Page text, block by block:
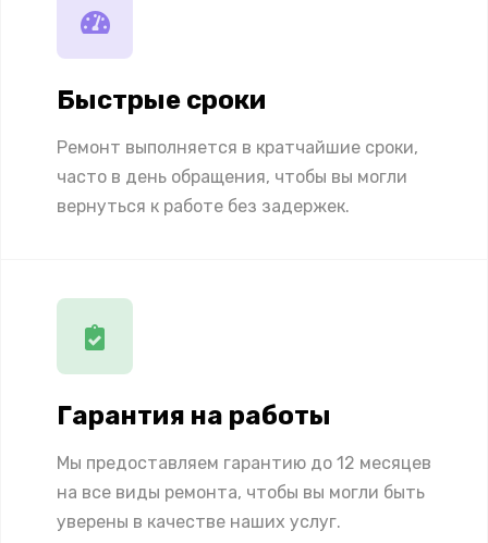
Быстрые сроки
Ремонт выполняется в кратчайшие сроки,
часто в день обращения, чтобы вы могли
вернуться к работе без задержек.
Гарантия на работы
Мы предоставляем гарантию до 12 месяцев
на все виды ремонта, чтобы вы могли быть
уверены в качестве наших услуг.